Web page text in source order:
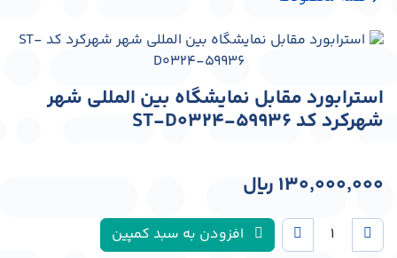
استرابورد مقابل نمایشگاه بین المللی شهر
شهرکرد کد ST-D0324-59936
130,000,000 ﷼
افزودن به سبد کمپین